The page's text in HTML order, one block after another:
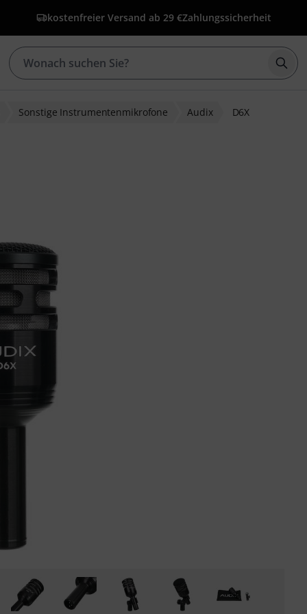
kostenfreier Versand ab 29 €Zahlungssicherheit
Sonstige Instrumentenmikrofone Audix D6X